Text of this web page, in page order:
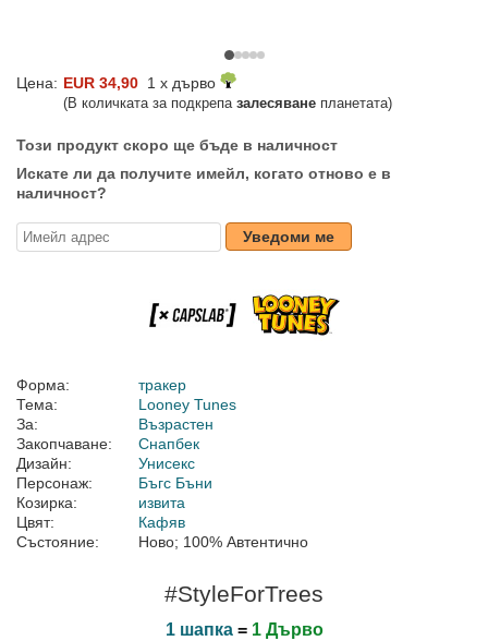
Цена: EUR 34,90 1 x дърво
(В количката за подкрепа залесяване планетата)
Този продукт скоро ще бъде в наличност
Искате ли да получите имейл, когато отново е в
наличност?
Уведоми ме
Форма:
тракер
Тема:
Looney Tunes
За:
Възрастен
Закопчаване:
Снапбек
Дизайн:
Унисекс
Персонаж:
Бъгс Бъни
Козирка:
извита
Цвят:
Кафяв
Състояние:
Ново; 100% Автентично
#StyleForTrees
1 шапка= 1 Дърво